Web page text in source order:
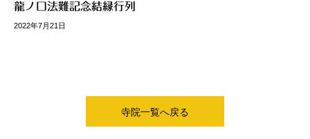
龍ノ口法難記念結縁行列
2022年7月21日
寺院一覧へ戻る